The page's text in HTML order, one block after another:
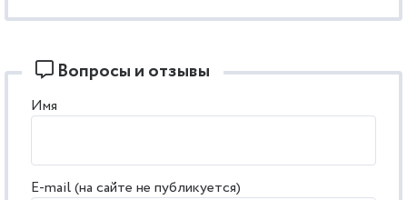
Вопросы и отзывы
Имя
E-mail (на сайте не публикуется)